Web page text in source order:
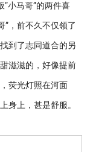
马哥”的两件喜
”，前不久不仅领了
到了志同道合的另
滋滋的，好像提前
荧光灯照在河面
身上，甚是舒服。